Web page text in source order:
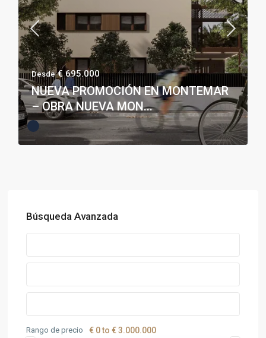
Desde€ 695.000
NUEVA PROMOCIÓN EN MONTEMAR
– OBRA NUEVA MON...
Búsqueda Avanzada
Rango de precio € 0 to € 3.000.000